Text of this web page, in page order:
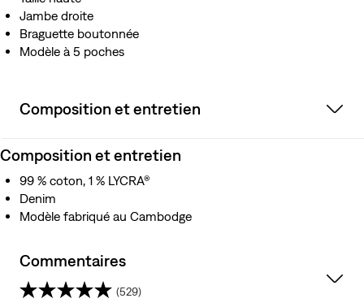
Jambe droite
Braguette boutonnée
Modèle à 5 poches
Composition et entretien
Composition et entretien
99 % coton, 1 % LYCRA®
Denim
Modèle fabriqué au Cambodge
Commentaires
(529)